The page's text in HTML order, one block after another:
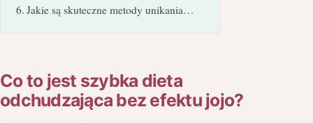
Jakie są skuteczne metody unikania…
Co to jest szybka dieta
odchudzająca bez efektu jojo?